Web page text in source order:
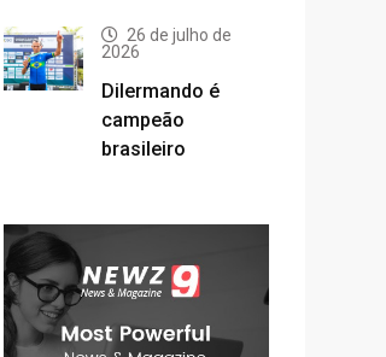
26 de julho de
2026
Dilermando é
campeão
brasileiro